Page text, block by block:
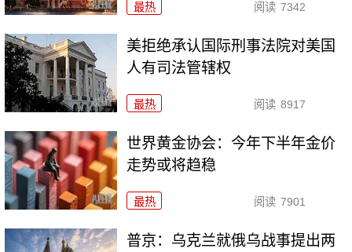
最热 阅读 7342
美拒绝承认国际刑事法院对美国
人有司法管辖权
最热 阅读 8917
世界黄金协会：今年下半年金价
走势或将趋稳
最热 阅读 7901
普京：乌克兰就俄乌战事提出两